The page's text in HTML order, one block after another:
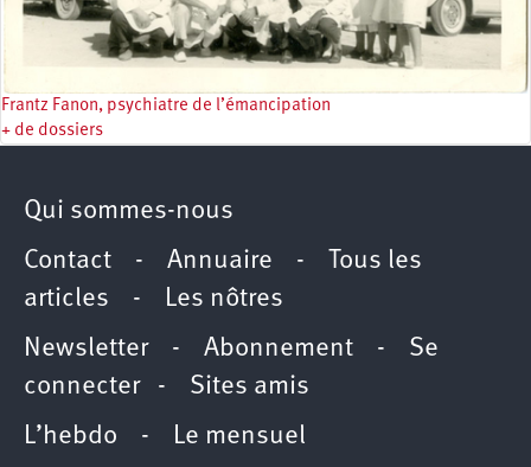
Frantz Fanon, psychiatre de l’émancipation
+ de dossiers
Qui sommes-nous
Contact - Annuaire -
Tous les
articles -
Les nôtres
Newsletter- Abonnement - Se
connecter- Sites amis
L’hebdo -
Le mensuel